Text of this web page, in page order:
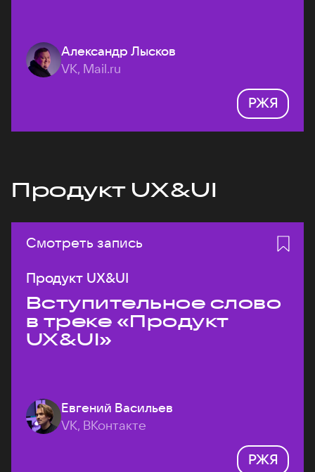
Александр Лысков
VK, Mail.ru
РЖЯ
Продукт UX&UI
Смотреть запись
Продукт UX&UI
Вступительное слово
в треке «Продукт
UX&UI»
Евгений Васильев
VK, ВКонтакте
РЖЯ